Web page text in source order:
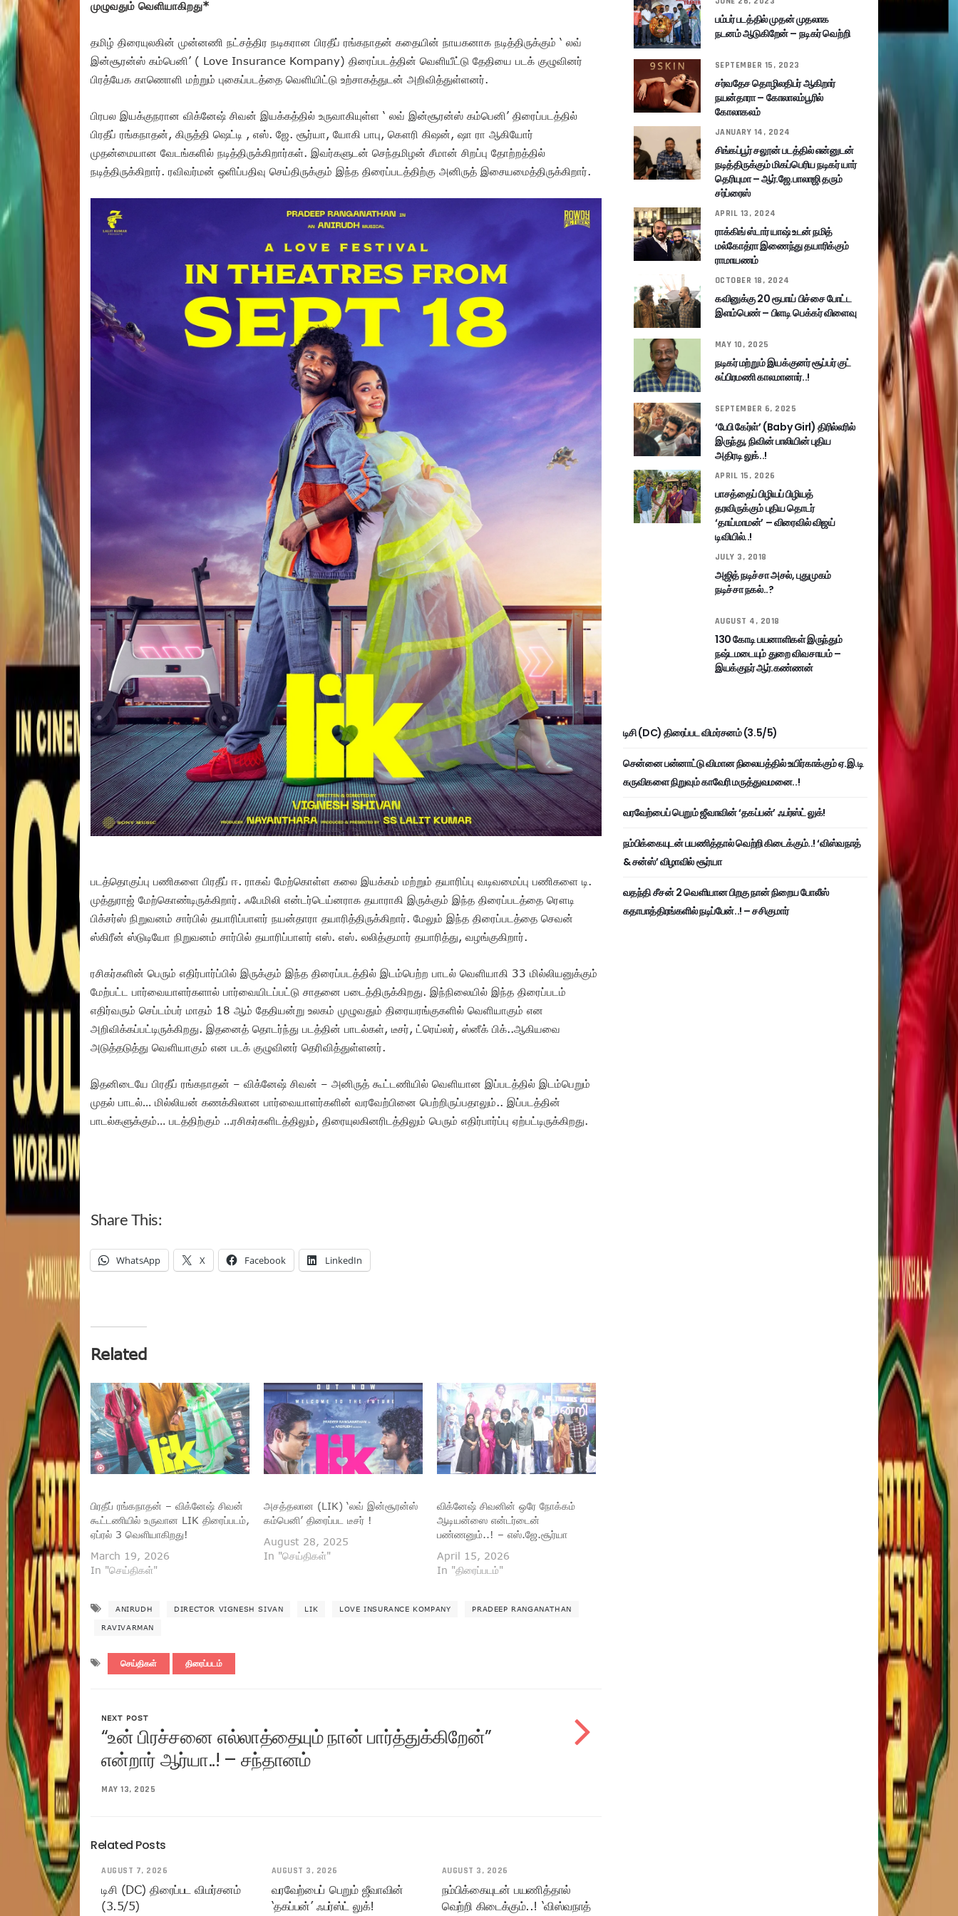
முழுவதும் வெளியாகிறது*
தமிழ் திரையுலகின் முன்னணி நட்சத்திர நடிகரான பிரதீப் ரங்கநாதன் கதையின் நாயகனாக நடித்திருக்கும் ‘ லவ்
இன்சூரன்ஸ் கம்பெனி’ ( Love Insurance Kompany) திரைப்படத்தின் வெளியீட்டு தேதியை படக் குழுவினர்
பிரத்யேக காணொளி மற்றும் புகைப்படத்தை வெளியிட்டு உற்சாகத்துடன் அறிவித்துள்ளனர்.‌
பிரபல இயக்குநரான விக்னேஷ் சிவன் இயக்கத்தில் உருவாகியுள்ள ‘ லவ் இன்சூரன்ஸ் கம்பெனி’ திரைப்படத்தில்
பிரதீப் ரங்கநாதன், கிருத்தி ஷெட்டி , எஸ். ஜே. சூர்யா, யோகி பாபு, கௌரி கிஷன், ஷா ரா ஆகியோர்
முதன்மையான வேடங்களில் நடித்திருக்கிறார்கள். இவர்களுடன் செந்தமிழன் சீமான் சிறப்பு தோற்றத்தில்
நடித்திருக்கிறார். ரவிவர்மன் ஒளிப்பதிவு செய்திருக்கும் இந்த திரைப்படத்திற்கு அனிருத் இசையமைத்திருக்கிறார்.
படத்தொகுப்பு பணிகளை பிரதீப் ஈ. ராகவ் மேற்கொள்ள கலை இயக்கம் மற்றும் தயாரிப்பு வடிவமைப்பு பணிகளை டி.
முத்துராஜ் மேற்கொண்டிருக்கிறார். ஃபேமிலி என்டர்டெய்னராக தயாராகி இருக்கும் இந்த திரைப்படத்தை ரௌடி
பிக்சர்ஸ் நிறுவனம் சார்பில் தயாரிப்பாளர் நயன்தாரா தயாரித்திருக்கிறார். மேலும் இந்த திரைப்படத்தை செவன்
ஸ்கிரீன் ஸ்டுடியோ நிறுவனம் சார்பில் தயாரிப்பாளர் எஸ். எஸ். லலித்குமார்‌ தயாரித்து, வழங்குகிறார்.
ரசிகர்களின் பெரும் எதிர்பார்ப்பில் இருக்கும் இந்த திரைப்படத்தில் இடம்பெற்ற பாடல் வெளியாகி 33 மில்லியனுக்கும்
மேற்பட்ட பார்வையாளர்களால் பார்வையிடப்பட்டு சாதனை படைத்திருக்கிறது. இந்நிலையில் இந்த திரைப்படம்
எதிர்வரும் செப்டம்பர் மாதம் 18 ஆம் தேதியன்று உலகம் முழுவதும் திரையரங்குகளில் வெளியாகும் என
அறிவிக்கப்பட்டிருக்கிறது. இதனைத் தொடர்ந்து படத்தின் பாடல்கள், டீசர், ட்ரெய்லர், ஸ்னீக் பிக்..ஆகியவை
அடுத்தடுத்து வெளியாகும் என படக் குழுவினர் தெரிவித்துள்ளனர்.
இதனிடையே பிரதீப் ரங்கநாதன் – விக்னேஷ் சிவன் – அனிருத் கூட்டணியில் வெளியான இப்படத்தில் இடம்பெறும்
முதல் பாடல்… மில்லியன் கணக்கிலான பார்வையாளர்களின் வரவேற்பினை பெற்றிருப்பதாலும்.. இப்படத்தின்
பாடல்களுக்கும்… படத்திற்கும் …ரசிகர்களிடத்திலும், திரையுலகினரிடத்திலும் பெரும் எதிர்பார்ப்பு ஏற்பட்டிருக்கிறது.
Share This:
WhatsApp X Facebook LinkedIn
Related
பிரதீப் ரங்கநாதன் – விக்னேஷ் சிவன்
கூட்டணியில் உருவான LIK திரைப்படம்,
ஏப்ரல் 3 வெளியாகிறது!
March 19, 2026
In "செய்திகள்"
அசத்தலான (LIK) ‘லவ் இன்சூரன்ஸ்
கம்பெனி’ திரைப்பட டீசர் !
August 28, 2025
In "செய்திகள்"
விக்னேஷ் சிவனின் ஒரே நோக்கம்
ஆடியன்ஸை என்டர்டைன்
பண்ணனும்..! – எஸ்.ஜே.சூர்யா
April 15, 2026
In "திரைப்படம்"
ANIRUDH DIRECTOR VIGNESH SIVAN LIK LOVE INSURANCE KOMPANY PRADEEP RANGANATHAN
RAVIVARMAN
செய்திகள் திரைப்படம்
NEXT POST
“உன் பிரச்சனை எல்லாத்தையும் நான் பார்த்துக்கிறேன்”
என்றார் ஆர்யா..! – சந்தானம்
MAY 13, 2025
Related Posts
AUGUST 7, 2026
டிசி (DC) திரைப்பட விமர்சனம்
(3.5/5)
AUGUST 3, 2026
வரவேற்பைப் பெறும் ஜீவாவின்
‘தகப்பன்’ ஃபர்ஸ்ட் லுக்!
AUGUST 3, 2026
நம்பிக்கையுடன் பயணித்தால்
வெற்றி கிடைக்கும்..! ‘விஸ்வநாத்
பம்பர் படத்தில் முதன் முதலாக
நடனம் ஆடுகிறேன் – நடிகர் வெற்றி
SEPTEMBER 15, 2023
சர்வதேச தொழிலதிபர் ஆகிறார்
நயன்தாரா – கோலாலம்பூரில்
கோலாகலம்
JANUARY 14, 2024
சிங்கப்பூர் சலூன் படத்தில் என்னுடன்
நடித்திருக்கும் மிகப்பெரிய நடிகர் யார்
தெரியுமா – ஆர்.ஜே.பாலாஜி தரும்
சர்ப்ரைஸ்
APRIL 13, 2024
ராக்கிங் ஸ்டார் யாஷ் உடன் நமித்
மல்கோத்ரா இணைந்து தயாரிக்கும்
ராமாயணம்
OCTOBER 18, 2024
கவினுக்கு 20 ரூபாய் பிச்சை போட்ட
இளம்பெண் – பிளடி பெக்கர் விளைவு
MAY 10, 2025
நடிகர் மற்றும் இயக்குனர் சூப்பர் குட்
சுப்பிரமணி காலமானார்..!
SEPTEMBER 6, 2025
‘பேபி கேர்ள்’ (Baby Girl) திரில்லரில்
இருந்து, நிவின் பாலியின் புதிய
அதிரடி லுக்..!
APRIL 15, 2026
பாசத்தைப் பிழியப் பிழியத்
தரவிருக்கும் புதிய தொடர்
‘தாய்மாமன்’ – விரைவில் விஜய்
டிவியில்..!
JULY 3, 2018
அஜித் நடிச்சா அசல், புதுமுகம்
நடிச்சா நகல்..?
AUGUST 4, 2018
130 கோடி பயனாளிகள் இருந்தும்
நஷ்டமடையும் துறை விவசாயம் –
இயக்குநர் ஆர்.கண்ணன்
டிசி (DC) திரைப்பட விமர்சனம் (3.5/5)
சென்னை பன்னாட்டு விமான நிலையத்தில் உயிர்காக்கும் ஏ.இ.டி
கருவிகளை நிறுவும் காவேரி மருத்துவமனை..!
வரவேற்பைப் பெறும் ஜீவாவின் ‘தகப்பன்’ ஃபர்ஸ்ட் லுக்!
நம்பிக்கையுடன் பயணித்தால் வெற்றி கிடைக்கும்..! ‘விஸ்வநாத்
& சன்ஸ்’ விழாவில் சூர்யா
வதந்தி சீசன் 2 வெளியான பிறகு நான் நிறைய போலீஸ்
கதாபாத்திரங்களில் நடிப்பேன்..! – சசிகுமார்